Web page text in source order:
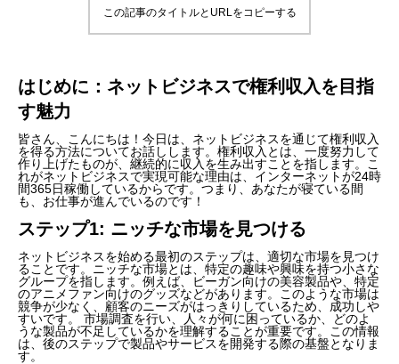
この記事のタイトルとURLをコピーする
はじめに：ネットビジネスで権利収入を目指
す魅力
皆さん、こんにちは！今日は、ネットビジネスを通じて権利収入
を得る方法についてお話しします。権利収入とは、一度努力して
作り上げたものが、継続的に収入を生み出すことを指します。こ
れがネットビジネスで実現可能な理由は、インターネットが24時
間365日稼働しているからです。つまり、あなたが寝ている間
も、お仕事が進んでいるのです！
ステップ1: ニッチな市場を見つける
ネットビジネスを始める最初のステップは、適切な市場を見つけ
ることです。ニッチな市場とは、特定の趣味や興味を持つ小さな
グループを指します。例えば、ビーガン向けの美容製品や、特定
のアニメファン向けのグッズなどがあります。このような市場は
競争が少なく、顧客のニーズがはっきりしているため、成功しや
すいです。 市場調査を行い、人々が何に困っているか、どのよ
うな製品が不足しているかを理解することが重要です。この情報
は、後のステップで製品やサービスを開発する際の基盤となりま
す。